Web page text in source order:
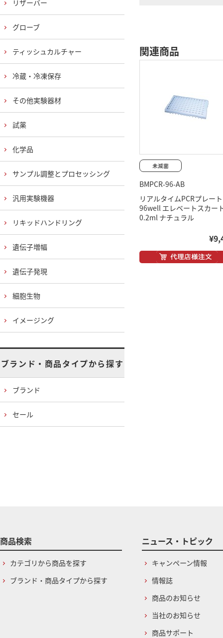
関連商品
BMPCR-96-AB
リアルタイムPCRプレート
96well エレベートスカー
0.2ml ナチュラル
リザーバー
グローブ
ティッシュカルチャー
冷蔵・冷凍保存
その他実験器材
試薬
化学品
サンプル調整とプロセッシング
汎用実験機器
リキッドハンドリング
遺伝子増幅
遺伝子発現
細胞生物
イメージング
ブランド・商品タイプから探す
ブランド
セール
商品検索
カテゴリから商品を探す
ブランド・商品タイプから探す
ニュース・トピック
キャンペーン情報
情報誌
商品のお知らせ
当社のお知らせ
商品サポート